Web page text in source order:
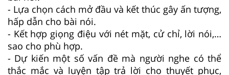
- Lựa chọn cách mở đầu và kết thúc gây ấn tượng,
hấp dẫn cho bài nói.
- Kết hợp giọng điệu với nét mặt, cử chỉ, lời nói,…
sao cho phù hợp.
- Dự kiến một số vấn đề mà người nghe có thể
thắc mắc và luyện tập trả lời cho thuyết phục,